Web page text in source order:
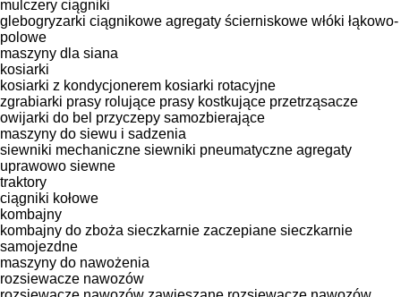
mulczery ciągniki
glebogryzarki ciągnikowe agregaty ścierniskowe włóki łąkowo-
polowe
maszyny dla siana
kosiarki
kosiarki z kondycjonerem kosiarki rotacyjne
zgrabiarki prasy rolujące prasy kostkujące przetrząsacze
owijarki do bel przyczepy samozbierające
maszyny do siewu i sadzenia
siewniki mechaniczne siewniki pneumatyczne agregaty
uprawowo siewne
traktory
ciągniki kołowe
kombajny
kombajny do zboża sieczkarnie zaczepiane sieczkarnie
samojezdne
maszyny do nawożenia
rozsiewacze nawozów